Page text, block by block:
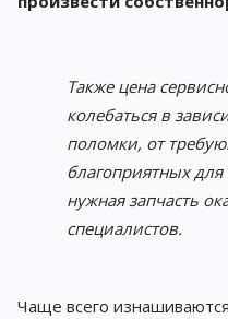
Также цена
колебаться в
поломки, от
благоприятных для
нужная запчасть
специалистов.
Чаще всего